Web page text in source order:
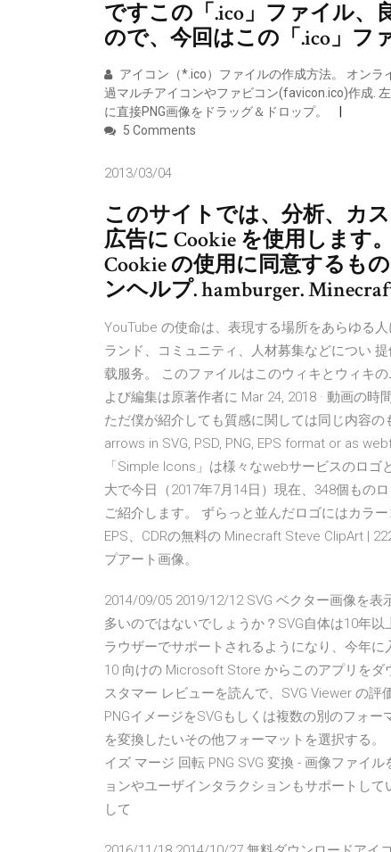
ですこの「.ico」ファイル、
ので、今回はこの「.ico」フ
アイコン（*.ico）ファイルの作成方法。 オンラ
過マルチアイコンやファビコン(favicon.ico)作成.
に直接PNG画像をドラッグ＆ドロップ。
5 Comments
2013/03/04
このサイトでは、分析、カ
広告に Cookie を使用します
Cookie の使用に同意するも
ンヘルプ. hamburger.
YouTube の使命は、表現する場所をあらゆる
ランド、コミュニティ、人材募集などについ
载服务。 このファイルはこのウィキとウィキ
よび編集は原著作者に Mar 24, 2018 · 動画の
ただ僕が紹介しても質感に関しては同じ内容
arrows in SVG, PSD, PNG, EPS format or as
「Simple Icons」は様々なwebサービスのロ
大で今日（2017年7月14日）現在、348個もの
ご紹介します。 ずらっと並んだロゴにはカラ
EPS、CDRの無料の Minecraft Steve ClipArt |
プアート画像。
2014/09/05 2019/12/12 SVG ベクター画像を
多いのではないでしょうか？SVG自体は10年
ラウザーでサポートされるようになり、今年
10 向けの Microsoft Store からこのアプリを
スタマー レビューを読んで、SVG Viewer の評
PNGイメージをSVGもしくは複数の別のフォ
を変換したいその他フォーマットを選択する
イズ マージ 回転 PNG SVG 変換 - 画像ファイ
ョンやユーザインタラクションもサポートし
して